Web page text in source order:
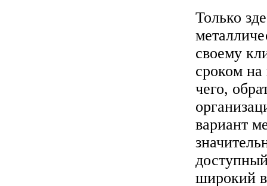
Только
своему
сроком на
чего,
вариант
широкий